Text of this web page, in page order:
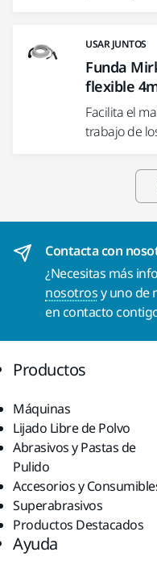
USAR JUNTOS
Funda
flexible
Facilita el
trabajo de
Contacta con
¿Necesitas más
nosotrosy uno de
en contacto
Productos
Máquinas
Lijado Libre de Polvo
Abrasivos y Pastas de
Pulido
Accesorios y
Superabrasivos
Productos Destacados
Ayuda